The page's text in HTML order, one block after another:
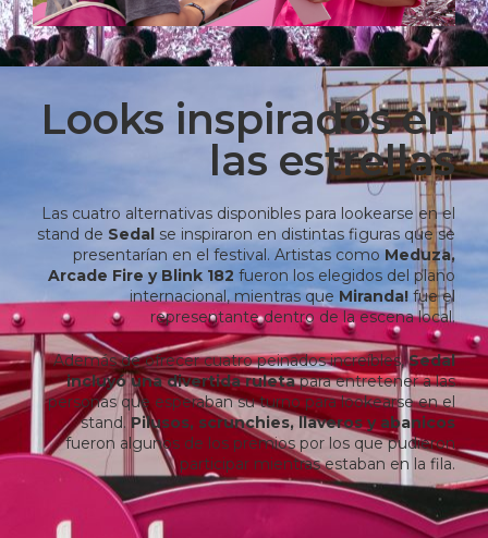
Looks inspirados en
las estrellas
Las cuatro alternativas disponibles para lookearse en el
stand de Sedal se inspiraron en distintas figuras que se
presentarían en el festival. Artistas comoMeduza,
Arcade Fire y Blink 182 fueron los elegidos del plano
internacional, mientras que Miranda! fue el
representante dentro de la escena local.
Además de ofrecer cuatro peinados increíbles,Sedal
incluyó una divertida ruletapara entretener a las
personas que esperaban su turno para lookearse en el
stand. Pilusos, scrunchies, llaveros y abanicos
fueron algunos de los premios por los que pudieron
participar mientras estaban en la fila.